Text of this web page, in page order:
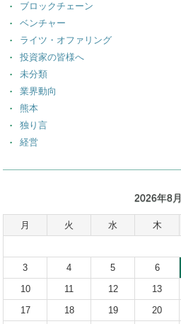
ブロックチェーン
ベンチャー
ライツ・オファリング
投資家の皆様へ
未分類
業界動向
熊本
独り言
経営
2026年8月
月 火 水 木
3
4 5 6
10
11 12 13
17
18 19 20